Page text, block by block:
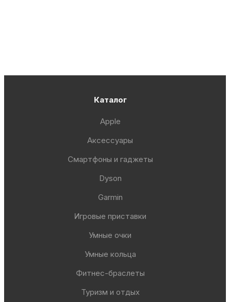
Каталог
Apple
Аксессуары
Смартфоны и гаджеты
Dyson
Garmin
Игровые приставки
Умные очки
Умные кольца
Фитнес-браслеты
Туризм и отдых